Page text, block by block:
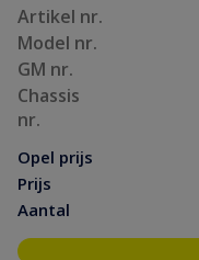
Artikel nr.
Model nr.
GM nr.
Chassis
nr.
Opel prijs
Prijs
Aantal